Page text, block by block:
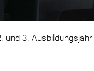
und 3.